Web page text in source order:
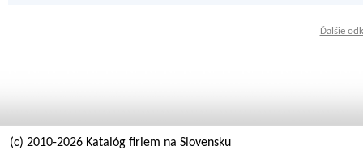
Ďalšie
(c) 2010-2026 Katalóg firiem na Slovensku